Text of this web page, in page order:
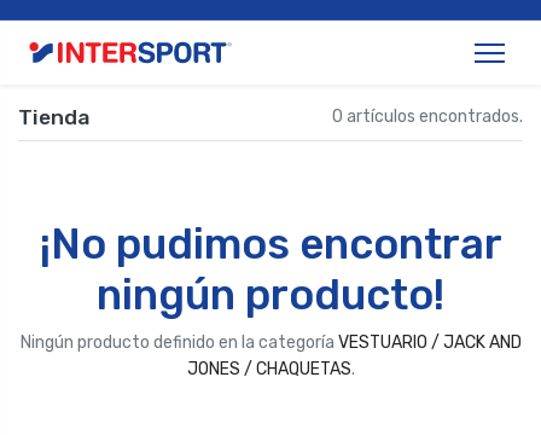
Tienda 0 artículos encontrados.
¡No pudimos encontrar
ningún producto!
Ningún producto definido en la categoría VESTUARIO / JACK AND
JONES / CHAQUETAS.